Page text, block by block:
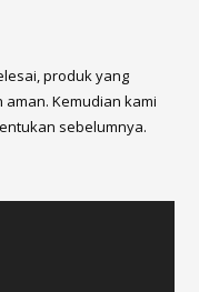
produk yang
Kemudian kami
sebelumnya.